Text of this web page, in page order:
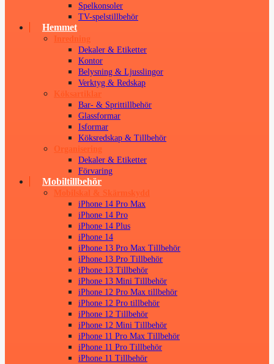
Spelkonsoler
TV-spelstillbehör
Hemmet
Inredning
Dekaler & Etiketter
Kontor
Belysning & Ljusslingor
Verktyg & Redskap
Köksartiklar
Bar- & Sprittillbehör
Glassformar
Isformar
Köksredskap & Tillbehör
Organisering
Dekaler & Etiketter
Förvaring
Mobiltillbehör
Mobilskal & Skärmskydd
iPhone 14 Pro Max
iPhone 14 Pro
iPhone 14 Plus
iPhone 14
iPhone 13 Pro Max Tillbehör
iPhone 13 Pro Tillbehör
iPhone 13 Tillbehör
iPhone 13 Mini Tillbehör
iPhone 12 Pro Max tillbehör
iPhone 12 Pro tillbehör
iPhone 12 Tillbehör
iPhone 12 Mini Tillbehör
iPhone 11 Pro Max Tillbehör
iPhone 11 Pro Tillbehör
iPhone 11 Tillbehör